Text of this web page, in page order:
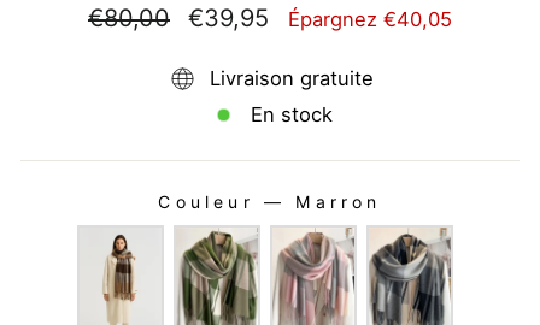
Prix
régulier
€80,00
Prix
réduit
€39,95 Épargnez €40,05
Livraison gratuite
En stock
Couleur — Marron
COULEUR